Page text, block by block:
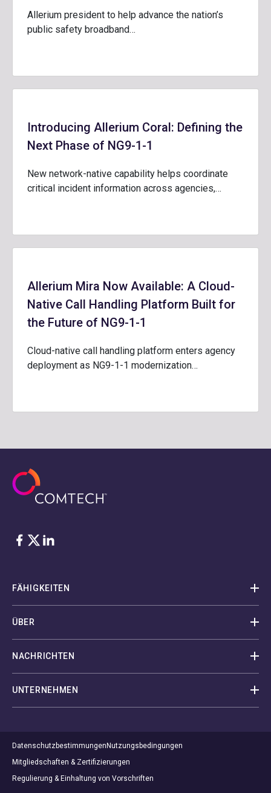
Allerium president to help advance the nation’s
public safety broadband…
Introducing Allerium Coral: Defining the
Next Phase of NG9-1-1
New network-native capability helps coordinate
critical incident information across agencies,…
Allerium Mira Now Available: A Cloud-
Native Call Handling Platform Built for
the Future of NG9-1-1
Cloud-native call handling platform enters agency
deployment as NG9-1-1 modernization…
Facebook
Twitter
LinkedIn
FÄHIGKEITEN
ÜBER
NACHRICHTEN
UNTERNEHMEN
DatenschutzbestimmungenNutzungsbedingungen
Mitgliedschaften & Zertifizierungen
Regulierung & Einhaltung von Vorschriften